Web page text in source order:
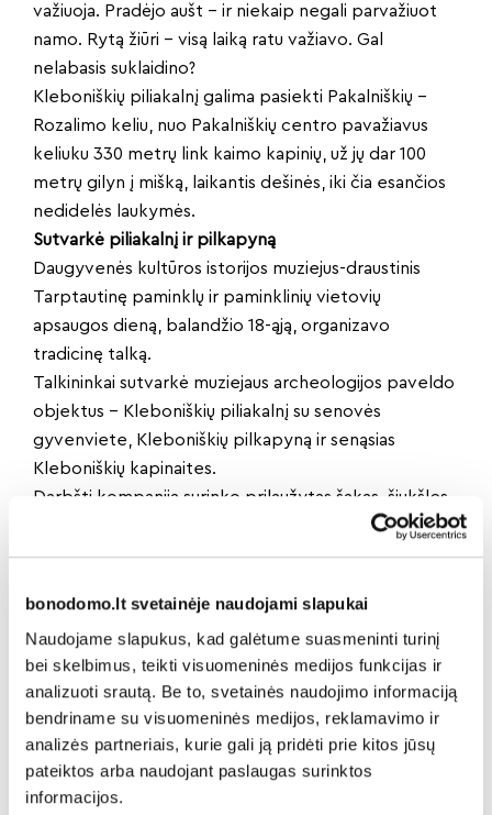
bonodomo.lt svetainėje naudojami slapukai
Naudojame slapukus, kad galėtume suasmeninti turinį
bei skelbimus, teikti visuomeninės medijos funkcijas ir
analizuoti srautą. Be to, svetainės naudojimo informaciją
bendriname su visuomeninės medijos, reklamavimo ir
analizės partneriais, kurie gali ją pridėti prie kitos jūsų
pateiktos arba naudojant paslaugas surinktos
informacijos.
važiuoja. Pradėjo aušt – ir niekaip negali parvažiuot
namo. Rytą žiūri – visą laiką ratu važiavo. Gal
nelabasis suklaidino?
Kleboniškių piliakalnį galima pasiekti Pakalniškių –
Rozalimo keliu, nuo Pakalniškių centro pavažiavus
keliuku 330 metrų link kaimo kapinių, už jų dar 100
metrų gilyn į mišką, laikantis dešinės, iki čia esančios
nedidelės laukymės.
Sutvarkė piliakalnį ir pilkapyną
Daugyvenės kultūros istorijos muziejus-draustinis
Tarptautinę paminklų ir paminklinių vietovių
apsaugos dieną, balandžio 18-ąją, organizavo
tradicinę talką.
Talkininkai sutvarkė muziejaus archeologijos paveldo
objektus – Kleboniškių piliakalnį su senovės
gyvenviete, Kleboniškių pilkapyną ir senąsias
Kleboniškių kapinaites.
Darbšti kompanija surinko prilaužytas šakas, šiukšles,
paruošė vietovę būsimiems lankytojams, o kartu
susipažino su turtinga Kleboniškių istorija.
osios rinktinės 601 kuopos Šeduvos būrio jaunieji
šauliai, Šeduvos gimnazijos moksleiviai, istorijos
mokytojos iš Radviliškio, muziejaus lankytojai,
darbuotojai ir kiti pagalbininkai.
Dalintis naujiena: